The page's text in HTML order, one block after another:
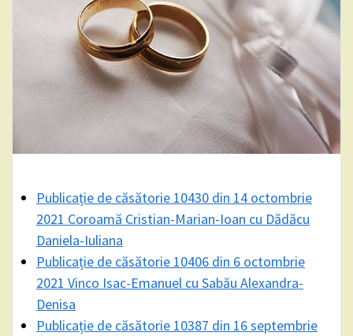
Publicație de căsătorie 10430 din 14 octombrie
2021 Coroamă Cristian-Marian-Ioan cu Dădăcu
Daniela-Iuliana
Publicație de căsătorie 10406 din 6 octombrie
2021 Vinco Isac-Emanuel cu Sabău Alexandra-
Denisa
Publicație de căsătorie 10387 din 16 septembrie